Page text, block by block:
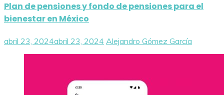
Plan de pensiones y fondo de pensiones para el
bienestar en México
abril 23, 2024abril 23, 2024 Alejandro Gómez García